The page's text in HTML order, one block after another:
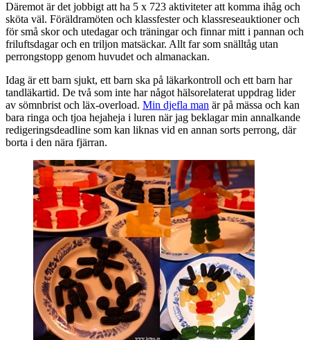
Däremot är det jobbigt att ha 5 x 723 aktiviteter att komma ihåg och
sköta väl. Föräldramöten och klassfester och klassreseauktioner och
för små skor och utedagar och träningar och finnar mitt i pannan och
friluftsdagar och en triljon matsäckar. Allt far som snälltåg utan
perrongstopp genom huvudet och almanackan.
Idag är ett barn sjukt, ett barn ska på läkarkontroll och ett barn har
tandläkartid. De två som inte har något hälsorelaterat uppdrag lider
av sömnbrist och läx-overload. Min djefla man är på mässa och kan
bara ringa och tjoa hejaheja i luren när jag beklagar min annalkande
redigeringsdeadline som kan liknas vid en annan sorts perrong, där
borta i den nära fjärran.